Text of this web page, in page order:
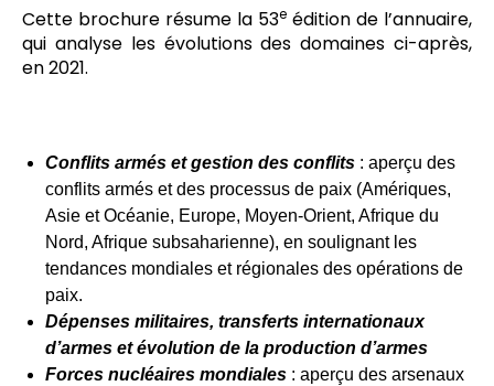
Cette brochure résume la 53e édition de l’annuaire,
qui analyse les évolutions des domaines ci-après,
en 2021.
Conflits armés et gestion des conflits : aperçu des
conflits armés et des processus de paix (Amériques,
Asie et Océanie, Europe, Moyen-Orient, Afrique du
Nord, Afrique subsaharienne), en soulignant les
tendances mondiales et régionales des opérations de
paix.
Dépenses militaires, transferts internationaux
d’armes et évolution de la production d’armes
Forces nucléaires mondiales : aperçu des arsenaux